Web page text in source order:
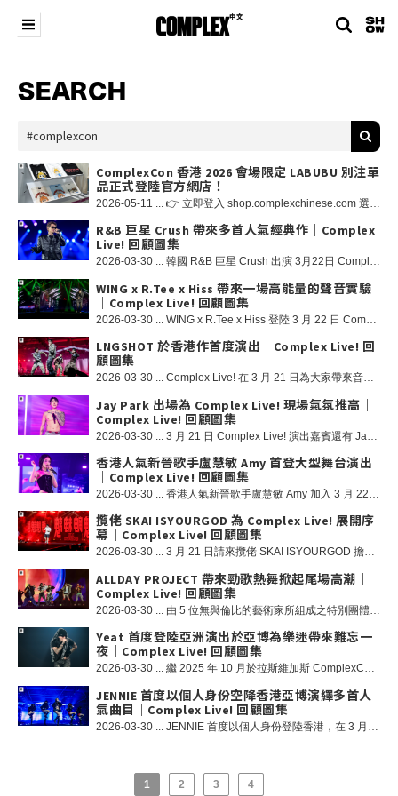
SEARCH
ComplexCon 香港 2026 會場限定 LABUBU 別注單
品正式登陸官方網店！
2026-05-11 ... 👉 立即登入 shop.complexchinese.com 選購，更支援全球運送！😍 其中包括：以藝術總監龍家昇為展會設計的特別版 LABUBU 為視覺主題的單品，涵蓋 T恤、拉鏈衛衣、托特包、零錢包、杯子、貼紙套裝、明信片套裝等單品，以及 ComplexCon 限定棒球帽！👕 另外還有日本傳奇設計師倉石一樹親自操刀，由其設計的 LABUBU 主視覺服飾系列，單品涵蓋了 T恤、衝鋒衣以及手稿印花睡衣套裝！👔 以及 ComplexCon 香港 x MSCHF 聯名限定 T-shirt！同時 MSCHF 以「模糊」概念重塑貨幣視覺的 Blur 系列 Blur Won，四款極具收藏價值的雜誌系列 MSCHF Mag Vol. 2、Vol. 3、Vol. 4、360 以及充滿玩味屬性的封箱膠帶 MSCHF Box Tape！❤️ BLACKPINK 攜手 Disney 推出的龐克風格限量膠囊系列現已全部上架官方網站！🎤 攬佬會場 GAS Trading Card！以收藏級卡牌形式記錄其音樂能量與個人風格 SHOP COMPLEXCON HONG KONG MERCH NOW! SHOP COMPLEXCON HONG KONG MERCH NOW! SHOP COMPLEXCON HONG KONG MERCH NOW!
R&B 巨星 Crush 帶來多首人氣經典作｜Complex
Live! 回顧圖集
2026-03-30 ... 韓國 R&B 巨星 Crush 出演 3月22日 Complex Live! 自 2012 年出道以來，Crush 以極具辨識度的嗓音與細膩真摯的情感表達，成為韓國 R&B 音樂版圖中最重要的聲音之一。他遊走於 R&B、嘻哈與流行之間，憑藉多首高人氣作品，以及與 BTS 的 j-hope、太妍、DEAN 等音樂人的合作，持續拓展個人風格的邊界。同時，他也透過《鬼怪》和《淚之女王》等現象級韓劇 OST，將個人音樂語言帶入更廣泛的文化語境，屢次登頂榜單，擁有極高傳唱度。近年來，Crush 在音樂創作上不斷進化，從內省細膩到舞台爆發，展現出成熟而多面的藝術狀態；同時，他亦擔任正在熱播的韓國說唱綜藝 《Show Me the Money 12》評委，以音樂人視角深度參與當下嘻哈生態的塑造。本次亮相 Complex Live! 演唱會，Crush 將以極具情緒張力的現場演出，帶來一場屬於當代 R&B 的高光時刻。
WING x R.Tee x Hiss 帶來一場高能量的聲音實驗
｜Complex Live! 回顧圖集
LNGSHOT 於香港作首度演出｜Complex Live! 回
顧圖集
2026-03-30 ... Complex Live! 在 3 月 21 日為大家帶來音樂廠牌 MORE VISION 的新晉人氣韓國男團 - LNGSHOT 於香港作首度演出！LNGSHOT 由韓國 Hip Hop、R&B 及韓國流行文化指標 Jay Park 所親自打造的首隊男團，他同時亦以執行製作人的身分，主導 MORE VISION 的音樂方向與視覺願景。LNGSHOT 取自「Long Shot」一詞，象徵著「孤注一擲」般的無畏出擊，旨在挑戰不可能、打破既有框架並重塑大眾期待，並由 OHYUL、RYUL、WOOJIN 和 LOUIS 四位成員組成。LNGSHOT 對音樂與文化抱持著超越「快餐文化」的真摯敬意，以誠實、自在且有目標性的態度對待創作。他們的風格建立在真實與原創之上，創作出自然、不造作且具有極高辨識度的原創作品！
Jay Park 出場為 Complex Live! 現場氣氛推高｜
Complex Live! 回顧圖集
香港人氣新晉歌手盧慧敏 Amy 首登大型舞台演出
｜Complex Live! 回顧圖集
2026-03-30 ... 香港人氣新晉歌手盧慧敏 Amy 加入 3 月 22 日 Complex Live! 演出陣容！Amy 作為香港和哥斯達黎加混血兒，她展現出獨特的文化融合與多元創意，雙重背景塑造了她多面向的身份，也影響她在模特、演戲以及音樂領域的表現。Amy 對音樂採取整合性的創作方式，融合流暢的旋律與內省的歌詞，為聽眾帶來真摯的情感體驗。在出道成為歌手的首年，Amy 以「色彩」為音樂主題，透過不斷演進的作品展現出真實脆弱的情感，從憂鬱到自我賦能與釋放，觸動聽眾的心靈。她從翻唱影片走紅，並因為原本為提升演戲表現而接受的聲樂訓練，成功轉型為歌手，兼在 2025 年獲得的新城勁爆頒獎禮「勁爆女新人」金獎及叱咤樂壇「生力軍女歌手」銀獎，證明 Amy 創意的道路沒有唯一的方向。
攬佬 SKAI ISYOURGOD 為 Complex Live! 展開序
幕｜Complex Live! 回顧圖集
2026-03-30 ... 3 月 21 日請來攬佬 SKAI ISYOURGOD 擔任 Complex Live! 演出嘉賓展開序幕！以其獨特口音演繹之「八方來財」、「大展鴻圖」在社交媒體走紅後，令攬佬成為全球為人所認識的 Rapper 之一。攬佬籍貫廣東惠州，開口說唱時有著廣東、廣西、海南、馬來西亞等口音，成為國內少數能夠把獨特口音融入 Memphis Rap 的說唱歌手。POLO 衫與帽子、墨鏡的商務裝扮的獨特風格，以及他帶有些少抽象的歌詞，讓他有一種與別不同的帥氣。攬佬有著獨特的唱調，在伴奏上能夠像吹水一樣演唱，因此被樂迷稱他唱歌「像在咖啡裡面加大蒜」一樣味道！
ALLDAY PROJECT 帶來勁歌熱舞掀起尾場高潮｜
Complex Live! 回顧圖集
Yeat 首度登陸亞洲演出於亞博為樂迷帶來難忘一
夜｜Complex Live! 回顧圖集
2026-03-30 ... 繼 2025 年 10 月於拉斯維加斯 ComplexCon 帶來席捲全網的壓軸演出後，新生代領軍人物 Yeat 即將首度正式登陸亞洲，並成為 3 月 21 日的 Complex Live! 擔任 Headliner！他以獨樹一幟的音樂製作與視聽美學，持續定義並重塑當代 Trap Rage 曲風的潮流邊界。從《AftërLyfe》到《2093》再到《DANGEROUS SUMMER》，Yeat 不斷突破創作界限，展現其多元且混合風格的說唱藝術。其個人全新錄音室專輯《A Dangerous Lyfe》現已正式登場，Yeat 亦在推出前空降 ComplexCon 香港，為大家呈現結合視覺與聽覺的跨感官難忘體驗！
JENNIE 首度以個人身份空降香港亞博演繹多首人
氣曲目｜Complex Live! 回顧圖集
1 2 3 4